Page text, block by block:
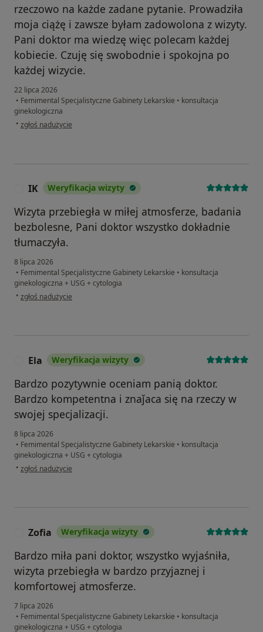
rzeczowo na każde zadane pytanie. Prowadziła
moja ciążę i zawsze byłam zadowolona z wizyty.
Pani doktor ma wiedzę więc polecam każdej
kobiecie. Czuję się swobodnie i spokojna po
każdej wizycie.
22 lipca 2026
• Femimental Specjalistyczne Gabinety Lekarskie • konsultacja
ginekologiczna
• w opinii użytkownika Marta
zgłoś nadużycie
IK Weryfikacja wizyty
Wizyta przebiegła w miłej atmosferze, badania
bezbolesne, Pani doktor wszystko dokładnie
tłumaczyła.
8 lipca 2026
• Femimental Specjalistyczne Gabinety Lekarskie • konsultacja
ginekologiczna + USG + cytologia
• w opinii użytkownika IK
zgłoś nadużycie
Ela Weryfikacja wizyty
Bardzo pozytywnie oceniam panią doktor.
Bardzo kompetentna i znaǰaca się na rzeczy w
swojej specjalizacji.
8 lipca 2026
• Femimental Specjalistyczne Gabinety Lekarskie • konsultacja
ginekologiczna + USG + cytologia
• w opinii użytkownika Ela
zgłoś nadużycie
Zofia Weryfikacja wizyty
Bardzo miła pani doktor, wszystko wyjaśniła,
wizyta przebiegła w bardzo przyjaznej i
komfortowej atmosferze.
7 lipca 2026
• Femimental Specjalistyczne Gabinety Lekarskie • konsultacja
ginekologiczna + USG + cytologia